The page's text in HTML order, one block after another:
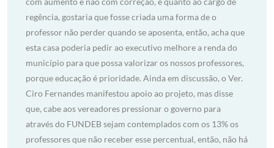
regência, gostaria que fosse criada uma forma de o
professor não perder quando se aposenta, então, acha que
esta casa poderia pedir ao executivo melhore a renda do
município para que possa valorizar os nossos professores,
porque educação é prioridade. Ainda em discussão, o Ver.
Ciro Fernandes manifestou apoio ao projeto, mas disse
que, cabe aos vereadores pressionar o governo para
através do FUNDEB sejam contemplados com os 13% os
professores que não receber esse percentual, então, não há